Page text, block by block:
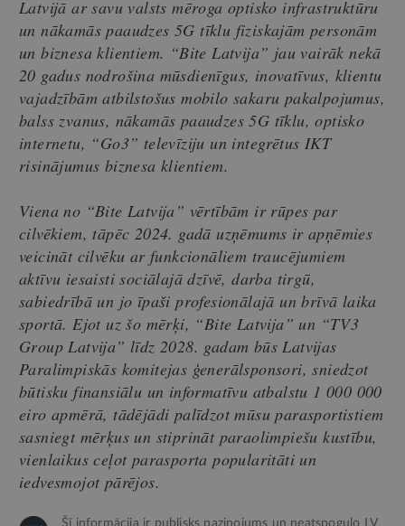
Latvijā ar savu valsts mēroga optisko infrastruktūru
un nākamās paaudzes 5G tīklu fiziskajām personām
un biznesa klientiem. “Bite Latvija” jau vairāk nekā
20 gadus nodrošina mūsdienīgus, inovatīvus, klientu
vajadzībām atbilstošus mobilo sakaru pakalpojumus,
balss zvanus, nākamās paaudzes 5G tīklu, optisko
internetu, “Go3” televīziju un integrētus IKT
risinājumus biznesa klientiem.
Viena no “Bite Latvija” vērtībām ir rūpes par
cilvēkiem, tāpēc 2024. gadā uzņēmums ir apņēmies
veicināt cilvēku ar funkcionāliem traucējumiem
aktīvu iesaisti sociālajā dzīvē, darba tirgū,
sabiedrībā un jo īpaši profesionālajā un brīvā laika
sportā. Ejot uz šo mērķi, “Bite Latvija” un “TV3
Group Latvija” līdz 2028. gadam būs Latvijas
Paralimpiskās komitejas ģenerālsponsori, sniedzot
būtisku finansiālu un informatīvu atbalstu 1 000 000
eiro apmērā, tādējādi palīdzot mūsu parasportistiem
sasniegt mērķus un stiprināt paraolimpiešu kustību,
vienlaikus ceļot parasporta popularitāti un
iedvesmojot pārējos.
Šī informācija ir publisks paziņojums un neatspoguļo LV